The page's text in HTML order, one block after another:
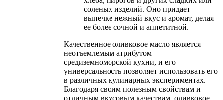
соленых изделий. Оно придает
выпечке нежный вкус и аромат, делая
ее более сочной и аппетитной.
Качественное оливковое масло является
неотъемлемым атрибутом
средиземноморской кухни, и его
универсальность позволяет использовать его
в различных кулинарных экспериментах.
Благодаря своим полезным свойствам и
отличным вкусовым качествам, оливковое